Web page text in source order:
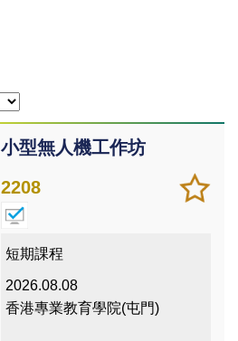
小型無人機工作坊
加
入/
儲存
課程
2208
短期課程
2026.08.08
香港專業教育學院(屯門)